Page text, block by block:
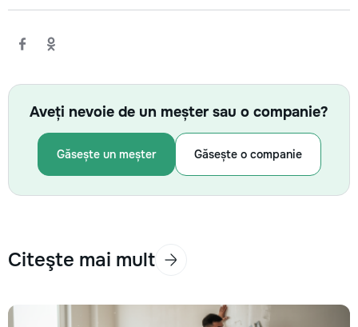
Aveți nevoie de un meșter sau o companie?
Găsește un meșter Găsește o companie
Citeşte mai mult